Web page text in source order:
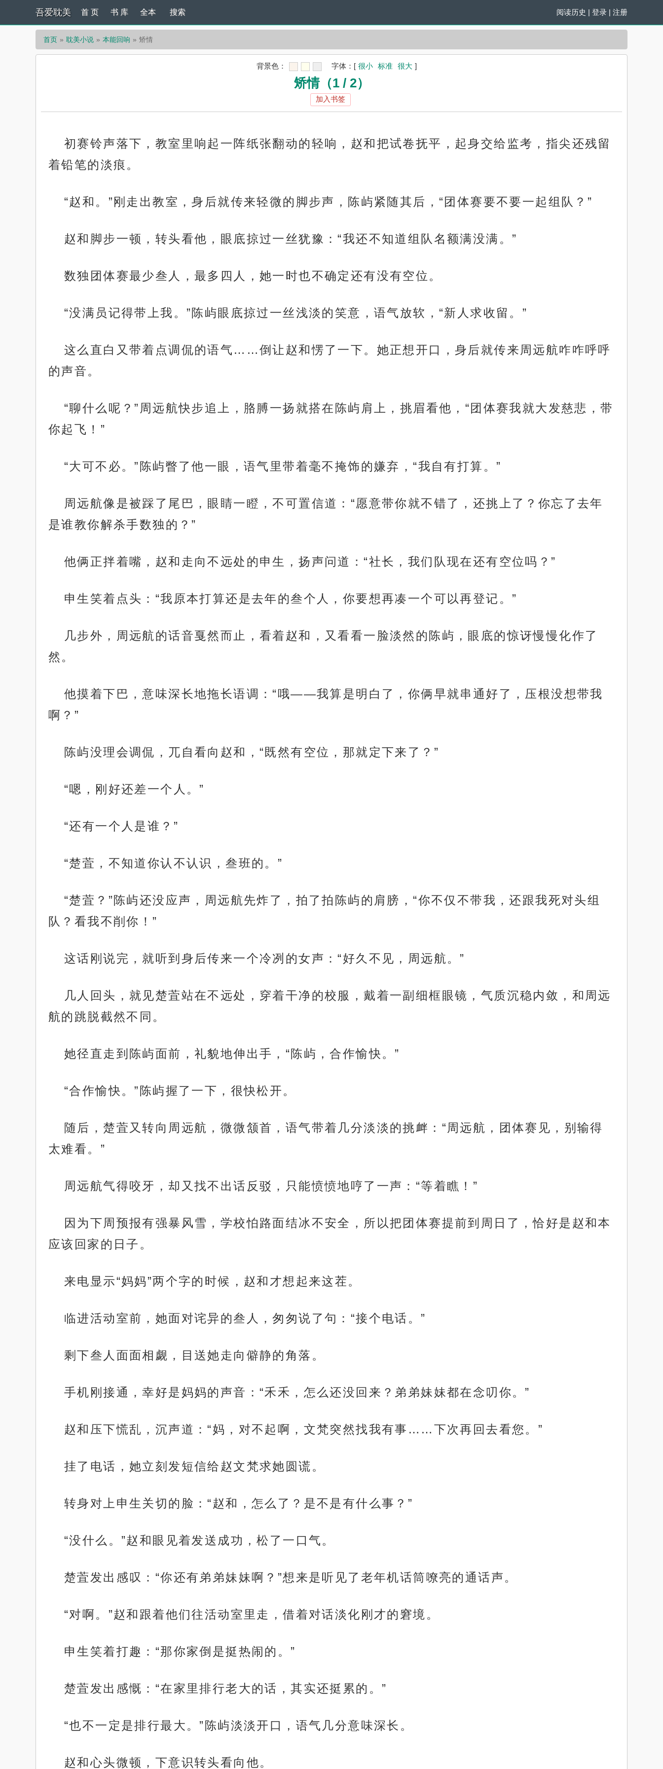
吾爱耽美 阅读历史 | 登录 | 注册
首 页 书 库 全本 搜索
首页 耽美小说 本能回响 矫情
背景色： 字体： [ 很小 标准 很大 ]
矫情（1 / 2）
加入书签
初赛铃声落下，教室里响起一阵纸张翻动的轻响，赵和把试卷抚平，起身交给监考，指尖还残留
着铅笔的淡痕。
“赵和。”刚走出教室，身后就传来轻微的脚步声，陈屿紧随其后，“团体赛要不要一起组队？”
赵和脚步一顿，转头看他，眼底掠过一丝犹豫：“我还不知道组队名额满没满。”
数独团体赛最少叁人，最多四人，她一时也不确定还有没有空位。
“没满员记得带上我。”陈屿眼底掠过一丝浅淡的笑意，语气放软，“新人求收留。”
这么直白又带着点调侃的语气……倒让赵和愣了一下。她正想开口，身后就传来周远航咋咋呼呼
的声音。
“聊什么呢？”周远航快步追上，胳膊一扬就搭在陈屿肩上，挑眉看他，“团体赛我就大发慈悲，带
你起飞！”
“大可不必。”陈屿瞥了他一眼，语气里带着毫不掩饰的嫌弃，“我自有打算。”
周远航像是被踩了尾巴，眼睛一瞪，不可置信道：“愿意带你就不错了，还挑上了？你忘了去年
是谁教你解杀手数独的？”
他俩正拌着嘴，赵和走向不远处的申生，扬声问道：“社长，我们队现在还有空位吗？”
申生笑着点头：“我原本打算还是去年的叁个人，你要想再凑一个可以再登记。”
几步外，周远航的话音戛然而止，看着赵和，又看看一脸淡然的陈屿，眼底的惊讶慢慢化作了
然。
他摸着下巴，意味深长地拖长语调：“哦——我算是明白了，你俩早就串通好了，压根没想带我
啊？”
陈屿没理会调侃，兀自看向赵和，“既然有空位，那就定下来了？”
“嗯，刚好还差一个人。”
“还有一个人是谁？”
“楚萓，不知道你认不认识，叁班的。”
“楚萓？”陈屿还没应声，周远航先炸了，拍了拍陈屿的肩膀，“你不仅不带我，还跟我死对头组
队？看我不削你！”
这话刚说完，就听到身后传来一个冷冽的女声：“好久不见，周远航。”
几人回头，就见楚萓站在不远处，穿着干净的校服，戴着一副细框眼镜，气质沉稳内敛，和周远
航的跳脱截然不同。
她径直走到陈屿面前，礼貌地伸出手，“陈屿，合作愉快。”
“合作愉快。”陈屿握了一下，很快松开。
随后，楚萓又转向周远航，微微颔首，语气带着几分淡淡的挑衅：“周远航，团体赛见，别输得
太难看。”
周远航气得咬牙，却又找不出话反驳，只能愤愤地哼了一声：“等着瞧！”
因为下周预报有强暴风雪，学校怕路面结冰不安全，所以把团体赛提前到周日了，恰好是赵和本
应该回家的日子。
来电显示“妈妈”两个字的时候，赵和才想起来这茬。
临进活动室前，她面对诧异的叁人，匆匆说了句：“接个电话。”
剩下叁人面面相觑，目送她走向僻静的角落。
手机刚接通，幸好是妈妈的声音：“禾禾，怎么还没回来？弟弟妹妹都在念叨你。”
赵和压下慌乱，沉声道：“妈，对不起啊，文梵突然找我有事……下次再回去看您。”
挂了电话，她立刻发短信给赵文梵求她圆谎。
转身对上申生关切的脸：“赵和，怎么了？是不是有什么事？”
“没什么。”赵和眼见着发送成功，松了一口气。
楚萓发出感叹：“你还有弟弟妹妹啊？”想来是听见了老年机话筒嘹亮的通话声。
“对啊。”赵和跟着他们往活动室里走，借着对话淡化刚才的窘境。
申生笑着打趣：“那你家倒是挺热闹的。”
楚萓发出感慨：“在家里排行老大的话，其实还挺累的。”
“也不一定是排行最大。”陈屿淡淡开口，语气几分意味深长。
赵和心头微顿，下意识转头看向他。